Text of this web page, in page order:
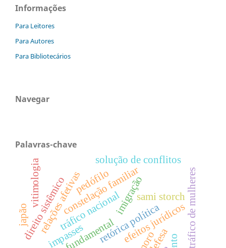
Informações
Para Leitores
Para Autores
Para Bibliotecários
Navegar
Palavras-chave
retórica política
constelação familiar
imigração
efeitos jurídicos
relações afetivas sami storch
solução de conflitos
direito sistêmico tráfico de mulheres
tráfico nacional
defesa
impasses
japão
vitimologia pedófilo